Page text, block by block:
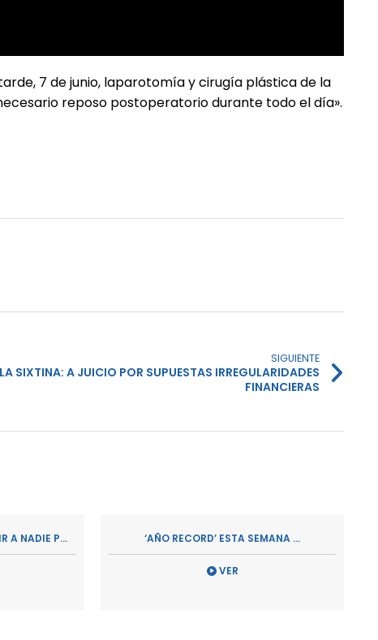
7 de junio, laparotomía y cirugía plástica de la
reposo postoperatorio durante todo el día».
SIGUIENTE
SIXTINA: A JUICIO POR SUPUESTAS IRREGULARIDADES
FINANCIERAS
A NADIE P... ‘AÑO RECORD’ ESTA SEMANA ...
VER